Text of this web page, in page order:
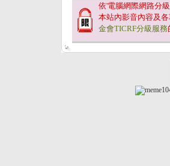
依'電腦網際網路分
本站內影音內容及
金會TICRF分級服務